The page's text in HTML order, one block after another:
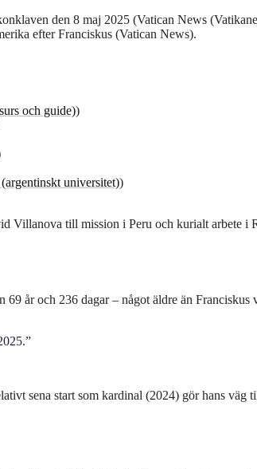
den 8 maj 2025 (Vatican News
efter Franciskus (Vatican News).
och guide))
universitet))
Villanova till mission i Peru och kurialt arbete i
år och 236 dagar – något äldre än Franciskus
sena start som kardinal (2024) gör hans väg